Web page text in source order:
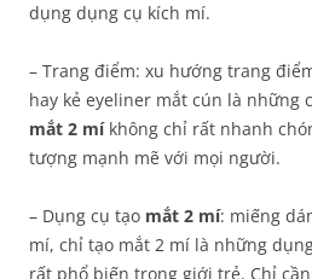
dụng dụng cụ kích mí.
– Trang điểm: xu hướng trang
hay kẻ eyeliner mắt cún là những
mắt 2 míkhông chỉ rất nhanh
tượng mạnh mẽ với mọi người.
– Dụng cụ tạo mắt 2 mí: miếng
mí, chỉ tạo mắt 2 mí là những
rất phổ biến trong giới trẻ. Chỉ